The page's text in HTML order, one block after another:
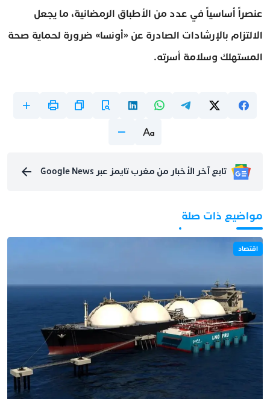
عنصراً أساسياً في عدد من الأطباق الرمضانية، ما يجعل
الالتزام بالإرشادات الصادرة عن «أونسا» ضرورة لحماية صحة
المستهلك وسلامة أسرته.
تابع آخر الأخبار من مغرب تايمز عبر Google News
مواضيع ذات صلة
اقتصاد